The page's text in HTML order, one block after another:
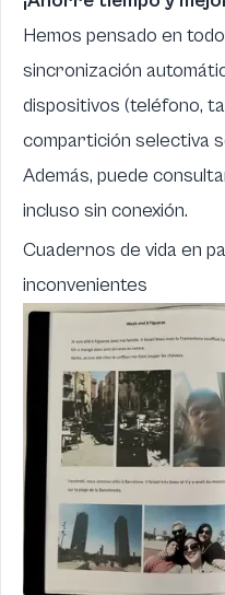
Hemos pensado en
sincronización
dispositivos (teléfono,
compartición selectiva
Además, puede
incluso sin conexión.
Cuadernos de vida en
inconvenientes